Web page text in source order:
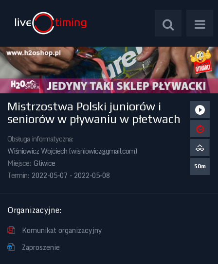
Zawody Międzynarodowe
Zawody Okręgowe
Kalendarz Imprez
Mistrzostwa Polski juniorów i
seniorów w pływaniu w płetwach
Obsługa informatyczna:
Wiśniowicz Wojciech (wisniowicz@gmail.com)
Miejsce: Gliwice
Termin: 2022-05-07 - 2022-05-08
50m
Organizacyjne:
Komunikat organizacyjny
Zaproszenie